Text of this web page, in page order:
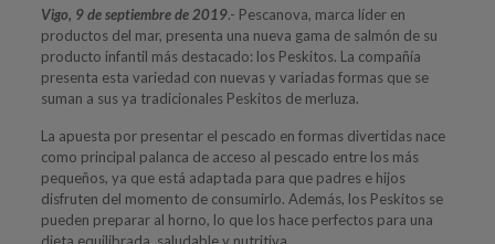
Vigo, 9 de septiembre de 2019.- Pescanova, marca líder en
productos del mar, presenta una nueva gama de salmón de su
producto infantil más destacado: los Peskitos. La compañía
presenta esta variedad con nuevas y variadas formas que se
suman a sus ya tradicionales Peskitos de merluza.
La apuesta por presentar el pescado en formas divertidas nace
como principal palanca de acceso al pescado entre los más
pequeños, ya que está adaptada para que padres e hijos
disfruten del momento de consumirlo. Además, los Peskitos se
pueden preparar al horno, lo que los hace perfectos para una